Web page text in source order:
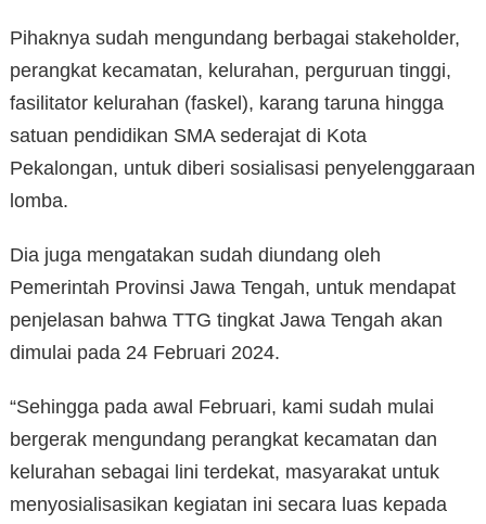
Pihaknya sudah mengundang berbagai stakeholder,
perangkat kecamatan, kelurahan, perguruan tinggi,
fasilitator kelurahan (faskel), karang taruna hingga
satuan pendidikan SMA sederajat di Kota
Pekalongan, untuk diberi sosialisasi penyelenggaraan
lomba.
Dia juga mengatakan sudah diundang oleh
Pemerintah Provinsi Jawa Tengah, untuk mendapat
penjelasan bahwa TTG tingkat Jawa Tengah akan
dimulai pada 24 Februari 2024.
“Sehingga pada awal Februari, kami sudah mulai
bergerak mengundang perangkat kecamatan dan
kelurahan sebagai lini terdekat, masyarakat untuk
menyosialisasikan kegiatan ini secara luas kepada